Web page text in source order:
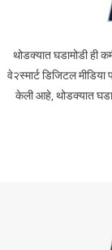
थोडक्यात घडामोडी ही
वे२स्मार्ट डिजिटल
केली आहे, थोडक्यात